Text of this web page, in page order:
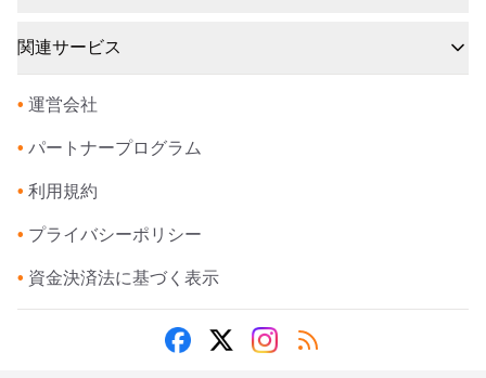
関連サービス
• 運営会社
• パートナープログラム
• 利用規約
• プライバシーポリシー
• 資金決済法に基づく表示